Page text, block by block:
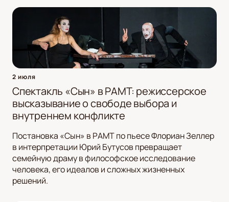
2 июля
Спектакль «Сын» в РАМТ: режиссерское
высказывание о свободе выбора и
внутреннем конфликте
Постановка «Сын» в РАМТ по пьесе Флориан Зеллер
в интерпретации Юрий Бутусов превращает
семейную драму в философское исследование
человека, его идеалов и сложных жизненных
решений.